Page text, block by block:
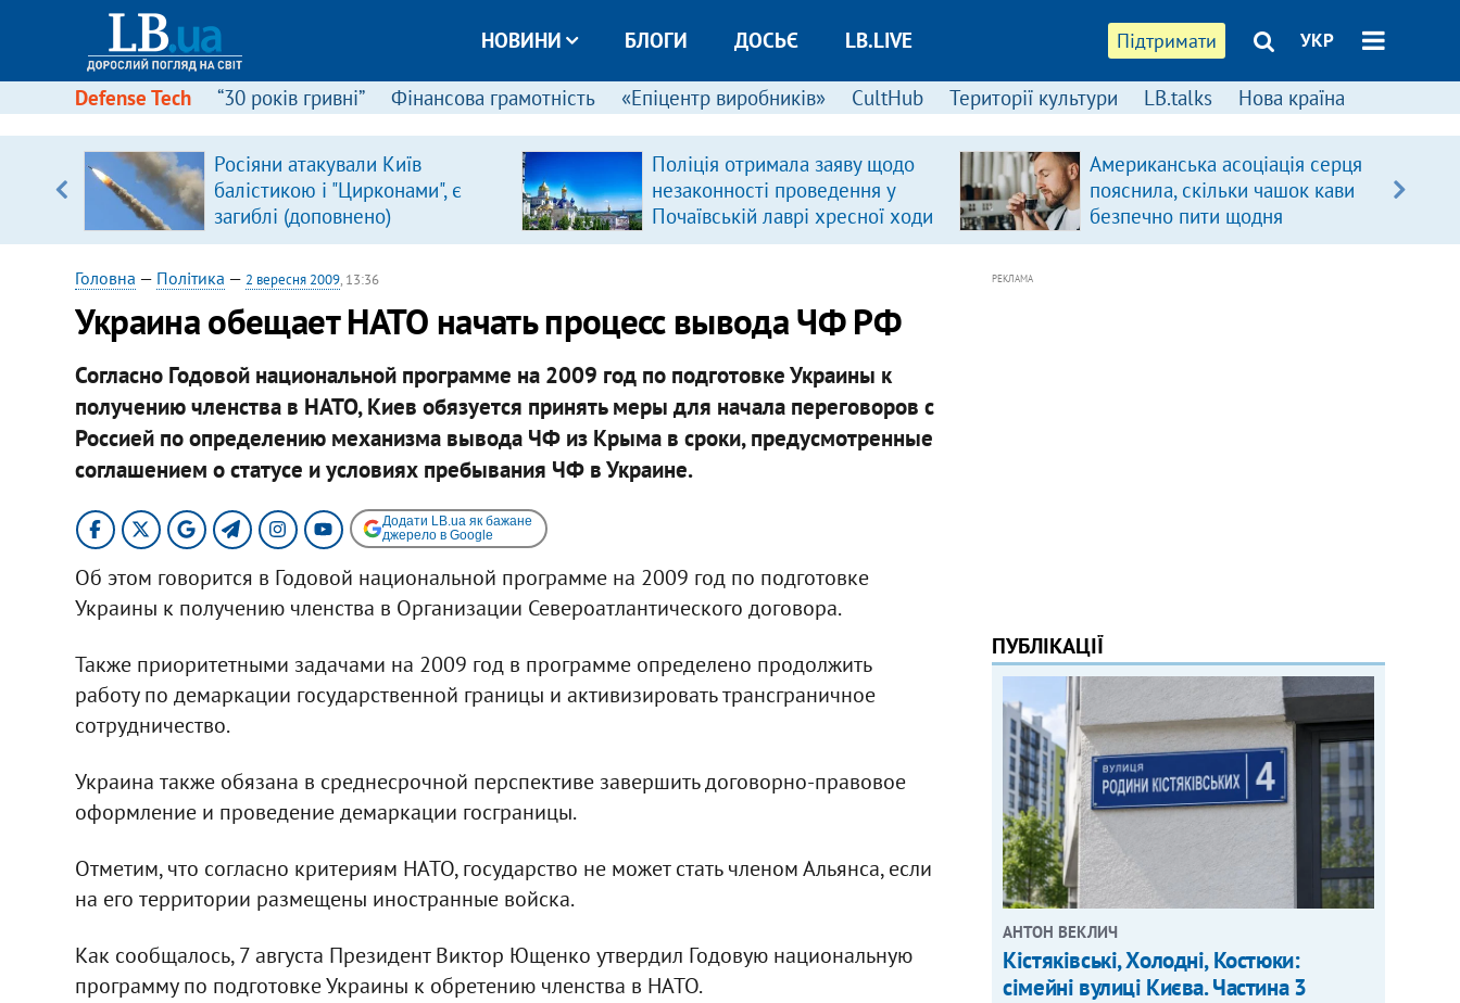
Підтримати УКР
НОВИНИ БЛОГИ ДОСЬЄ LB.LIVE
Defense Tech “30 років гривні” Фінансова грамотність «Епіцентр виробників» CultHub Території культури LB.talks Нова країна
Росіяни атакували Київ
балістикою і "Цирконами", є
загиблі (доповнено)
Поліція отримала заяву щодо
незаконності проведення у
Почаївській лаврі хресної ходи
Американська асоціація серця
пояснила, скільки чашок кави
безпечно пити щодня
Головна — Політика — 2 вересня 2009, 13:36
Украина обещает НАТО начать процесс вывода ЧФ РФ
Согласно Годовой национальной программе на 2009 год по подготовке Украины к
получению членства в НАТО, Киев обязуется принять меры для начала переговоров с
Россией по определению механизма вывода ЧФ из Крыма в сроки, предусмотренные
соглашением о статусе и условиях пребывания ЧФ в Украине.
Додати LB.ua як бажане
джерело в Google
Об этом говорится в Годовой национальной программе на 2009 год по подготовке
Украины к получению членства в Организации Североатлантического договора.
Также приоритетными задачами на 2009 год в программе определено продолжить
работу по демаркации государственной границы и активизировать трансграничное
сотрудничество.
Украина также обязана в среднесрочной перспективе завершить договорно-правовое
оформление и проведение демаркации госграницы.
Отметим, что согласно критериям НАТО, государство не может стать членом Альянса, если
на его территории размещены иностранные войска.
Как сообщалось, 7 августа Президент Виктор Ющенко утвердил Годовую национальную
программу по подготовке Украины к обретению членства в НАТО.
РЕКЛАМА
ПУБЛІКАЦІЇ
АНТОН ВЕКЛИЧ
Кістяківські, Холодні, Костюки:
сімейні вулиці Києва. Частина 3